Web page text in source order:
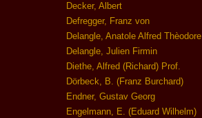
Decker, Albert
Defregger, Franz von
Delangle, Anatole Alfred Thèodore
Delangle, Julien Firmin
Diethe, Alfred (Richard) Prof.
Dörbeck, B. (Franz Burchard)
Endner, Gustav Georg
Engelmann, E. (Eduard Wilhelm)